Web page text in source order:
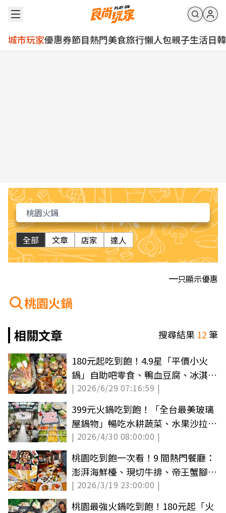
城市玩家優惠券節目熱門美食旅行懶人包親子生活日韓
全部 文章 店家 達人
只顯示優惠
桃園火鍋
相關文章
搜尋結果 12筆
180元起吃到飽！4.9星「平價小火
鍋」自助吧零食、鴨血豆腐、冰淇淋
暢吃
| 2026/6/29 07:16:59 |
399元火鍋吃到飽！「全台最美玻璃
屋鍋物」暢吃水耕蔬菜、水果沙拉、
甜點麻糬
| 2026/4/30 08:00:00 |
桃園吃到飽一次看！9 間熱門餐廳：
澎湃海鮮檯、現切牛排、帝王蟹腳霸
氣上桌
| 2026/3/19 23:00:00 |
桃園最強火鍋吃到飽！180元起「火